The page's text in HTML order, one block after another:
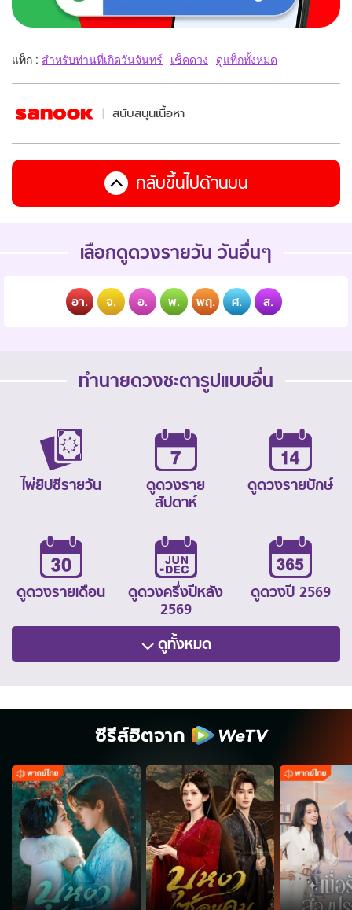
แท็ก : สำหรับท่านที่เกิดวันจันทร์ เช็คดวง ดูแท็กทั้งหมด
สนับสนุนเนื้อหา
กลับขึ้นไปด้านบน
เลือกดูดวงรายวัน วันอื่นๆ
อา. จ. อ. พ. พฤ. ศ. ส.
ทำนายดวงชะตารูปแบบอื่น
ไพ่ยิปซีรายวัน
ดูดวงราย
สัปดาห์
ดูดวงรายปักษ์
ดูดวงรายเดือน
ดูดวงครึ่งปีหลัง
2569
ดูดวงปี 2569
ดูทั้งหมด
ซีรีส์ฮิตจาก